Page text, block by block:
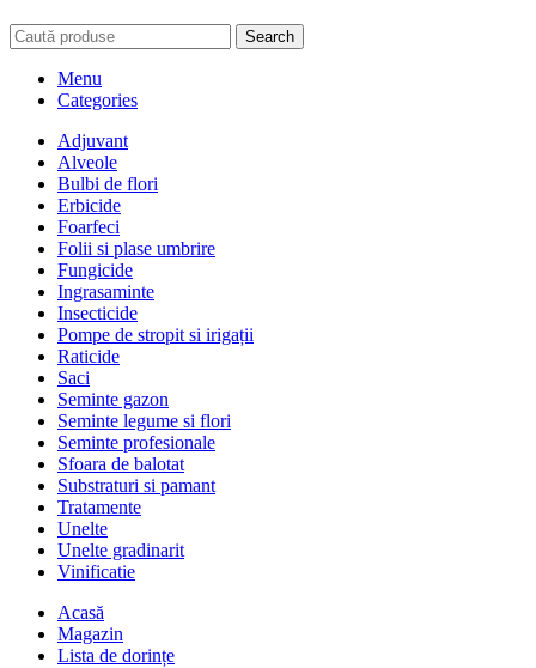
Search
Menu
Categories
Adjuvant
Alveole
Bulbi de flori
Erbicide
Foarfeci
Folii si plase umbrire
Fungicide
Ingrasaminte
Insecticide
Pompe de stropit si irigații
Raticide
Saci
Seminte gazon
Seminte legume si flori
Seminte profesionale
Sfoara de balotat
Substraturi si pamant
Tratamente
Unelte
Unelte gradinarit
Vinificatie
Acasă
Magazin
Lista de dorințe